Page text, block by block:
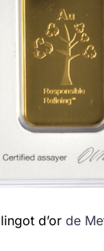
lingot d’orde